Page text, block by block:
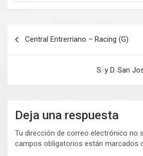
Central Entrerriano – Racing (G)
S. y D. San
Deja una respuesta
Tu dirección de correo electrónico no
campos obligatorios están marcados